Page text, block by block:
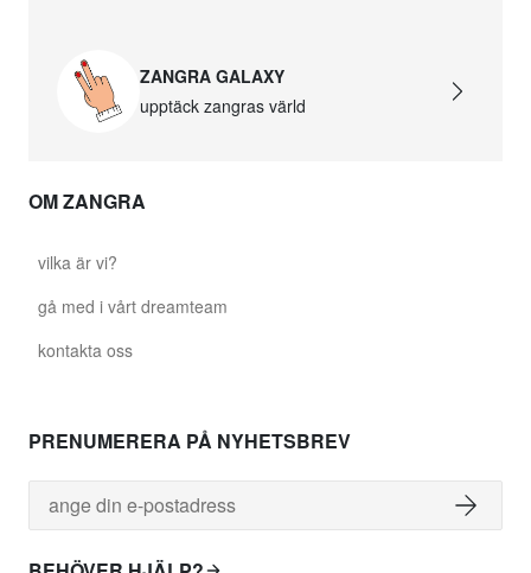
ZANGRA GALAXY
upptäck zangras värld
OM ZANGRA
vilka är vi?
gå med i vårt dreamteam
kontakta oss
PRENUMERERA PÅ NYHETSBREV